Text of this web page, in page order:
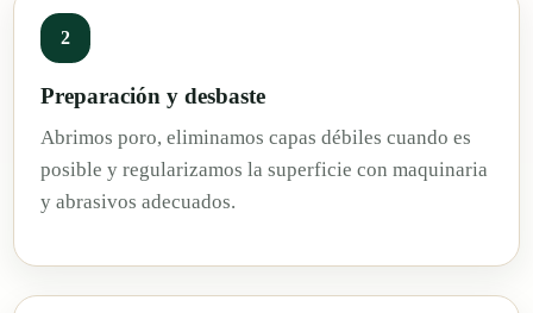
2
Preparación y desbaste
Abrimos poro, eliminamos capas débiles cuando es
posible y regularizamos la superficie con maquinaria
y abrasivos adecuados.